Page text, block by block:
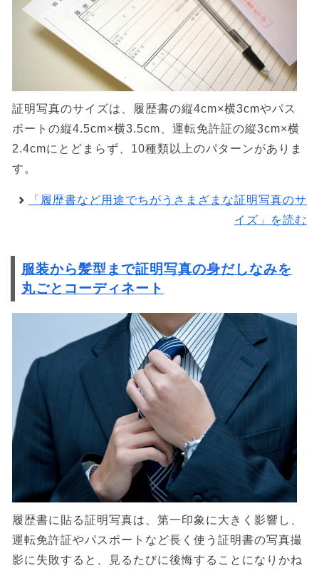
証明写真のサイズは、履歴書の縦4cm×横3cmやパス
ポートの縦4.5cm×横3.5cm、運転免許証の縦3cm×横
2.4cmにとどまらず、10種類以上のパターンがありま
す。
「履歴書など用途でちがうさまざまな証明写真のサ
イズ」を読む
服装から髪型まで証明写真の身だしなみを
丸ごとコーディネート
履歴書に貼る証明写真は、第一印象に大きく影響し、
運転免許証やパスポートなど長く使う証明書の写真撮
影に失敗すると、見るたびに後悔することになりかね